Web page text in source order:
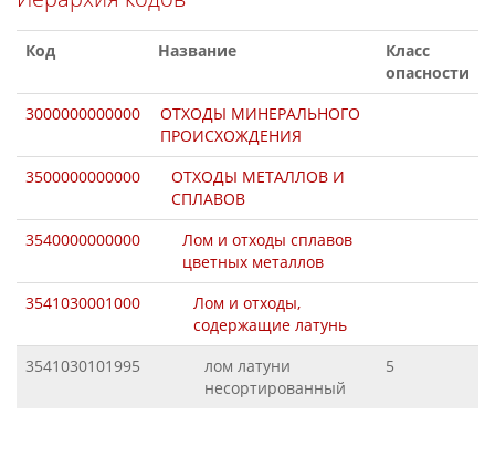
Код Название
Класс
опасности
3000000000000
ОТХОДЫ МИНЕРАЛЬНОГО
ПРОИСХОЖДЕНИЯ
3500000000000
ОТХОДЫ МЕТАЛЛОВ И
СПЛАВОВ
3540000000000
Лом и отходы сплавов
цветных металлов
3541030001000
Лом и отходы,
содержащие латунь
3541030101995
лом латуни
несортированный
5